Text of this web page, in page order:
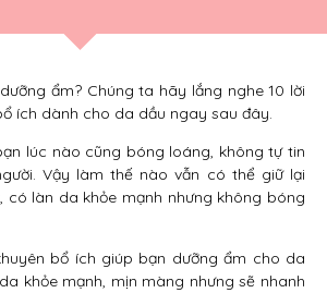
ẩm? Chúng ta hãy lắng nghe 10 lời
ích dành cho da dầu ngay sau đây.
lúc nào cũng bóng loáng, không tự tin
Vậy làm thế nào vẫn có thể giữ lại
có làn da khỏe mạnh nhưng không bóng
bổ ích giúp bạn dưỡng ẩm cho da
khỏe mạnh, mịn màng nhưng sẽ nhanh